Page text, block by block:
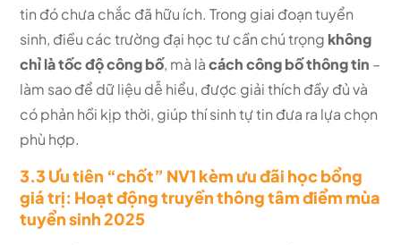
tin đó chưa chắc đã hữu ích. Trong giai đoạn tuyển
sinh, điều các trường đại học tư cần chú trọng không
chỉ là tốc độ công bố, mà làcách công bố thông tin –
làm sao để dữ liệu dễ hiểu, được giải thích đầy đủ và
có phản hồi kịp thời, giúp thí sinh tự tin đưa ra lựa chọn
phù hợp.
3.3 Ưu tiên “chốt” NV1 kèm ưu đãi học bổng
giá trị: Hoạt động truyền thông tâm điểm mùa
tuyển sinh 2025